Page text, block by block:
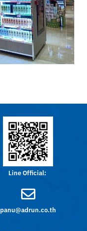
Line Official:
panu@adrun.co.th